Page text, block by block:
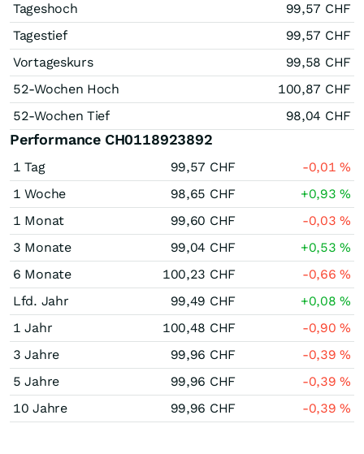
Tageshoch
99,57 CHF
Tagestief
99,57 CHF
Vortageskurs
99,58 CHF
52-Wochen Hoch
100,87 CHF
52-Wochen Tief
98,04 CHF
Performance CH0118923892
1 Tag 99,57 CHF -0,01%
1 Woche
98,65 CHF +0,93%
1 Monat
99,60 CHF -0,03%
3 Monate
99,04 CHF +0,53%
6 Monate
100,23 CHF -0,66%
Lfd. Jahr
99,49 CHF +0,08%
1 Jahr
100,48 CHF -0,90%
3 Jahre
99,96 CHF -0,39%
5 Jahre
99,96 CHF -0,39%
10 Jahre
99,96 CHF -0,39%